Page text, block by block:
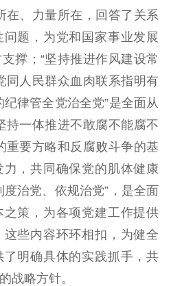
在、力量所在，回答了关系
题，为党和国家事业发展
撑；“坚持推进作风建设常
同人民群众血肉联系指明有
律管全党治全党”是全面从
持一体推进不敢腐不能腐不
重要方略和反腐败斗争的基
，共同确保党的肌体健康
治党、依规治党”，是全面
策，为各项党建工作提供
些内容环环相扣，为健全
明确具体的实践抓手，共
战略方针。